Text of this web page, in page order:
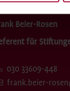
Beier-Rosen
für
030 33609-448
frank.beier-